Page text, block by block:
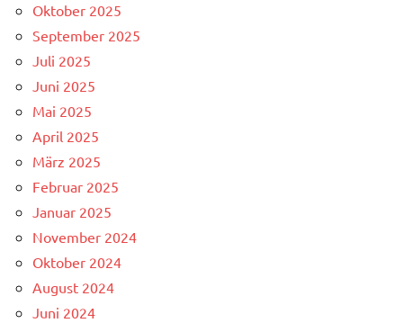
Oktober 2025
September 2025
Juli 2025
Juni 2025
Mai 2025
April 2025
März 2025
Februar 2025
Januar 2025
November 2024
Oktober 2024
August 2024
Juni 2024